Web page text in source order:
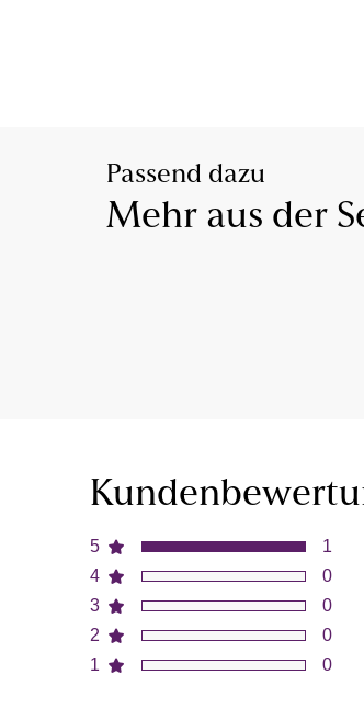
Passend dazu
Mehr aus der
5
4
3
2
1
1
0
0
0
0